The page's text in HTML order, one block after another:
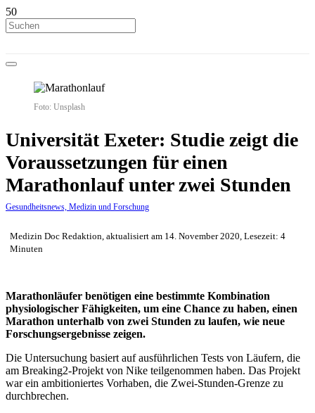
Foto: Unsplash
Universität Exeter: Studie zeigt die
Voraussetzungen für einen
Marathonlauf unter zwei Stunden
Gesundheitsnews, Medizin und Forschung
Medizin Doc Redaktion, aktualisiert am 14. November 2020, Lesezeit: 4
Minuten
Marathonläufer benötigen eine bestimmte Kombination
physiologischer Fähigkeiten, um eine Chance zu haben, einen
Marathon unterhalb von zwei Stunden zu laufen, wie neue
Forschungsergebnisse zeigen.
Die Untersuchung basiert auf ausführlichen Tests von Läufern, die
am Breaking2-Projekt von Nike teilgenommen haben. Das Projekt
war ein ambitioniertes Vorhaben, die Zwei-Stunden-Grenze zu
durchbrechen.